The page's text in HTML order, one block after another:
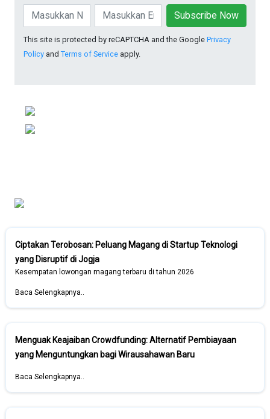
Subscribe Now
This site is protected by reCAPTCHA and the Google Privacy
Policy and Terms of Service apply.
Ciptakan Terobosan: Peluang Magang di Startup Teknologi
yang Disruptif di Jogja
Kesempatan lowongan magang terbaru di tahun 2026
Baca Selengkapnya..
Menguak Keajaiban Crowdfunding: Alternatif Pembiayaan
yang Menguntungkan bagi Wirausahawan Baru
Baca Selengkapnya..